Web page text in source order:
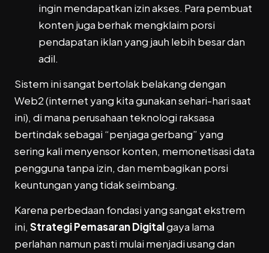
ingin mendapatkan izin akses. Para pembuat
konten juga berhak mengklaim porsi
pendapatan iklan yang jauh lebih besar dan
adil.
Sistem ini sangat bertolak belakang dengan
Web2 (internet yang kita gunakan sehari-hari saat
ini), di mana perusahaan teknologi raksasa
bertindak sebagai “penjaga gerbang” yang
sering kali menyensor konten, memonetisasi data
pengguna tanpa izin, dan membagikan porsi
keuntungan yang tidak seimbang.
Karena perbedaan fondasi yang sangat ekstrem
ini, Strategi Pemasaran Digitalgaya lama
perlahan namun pasti mulai menjadi usang dan